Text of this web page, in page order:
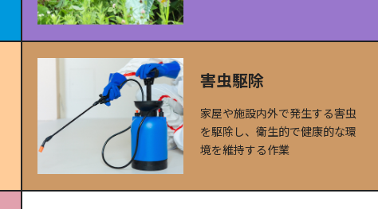
害虫駆除
家屋や施設内外で発生する害虫
を駆除し、衛生的で健康的な環
境を維持する作業